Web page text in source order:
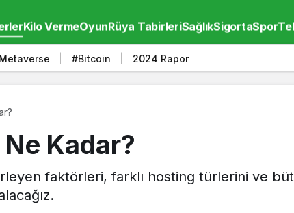
Kilo VermeOyunRüya TabirleriSağlıkSigortaSpor
#Bitcoin 2024 Rapor
Kadar?
faktörleri, farklı hosting türlerini ve